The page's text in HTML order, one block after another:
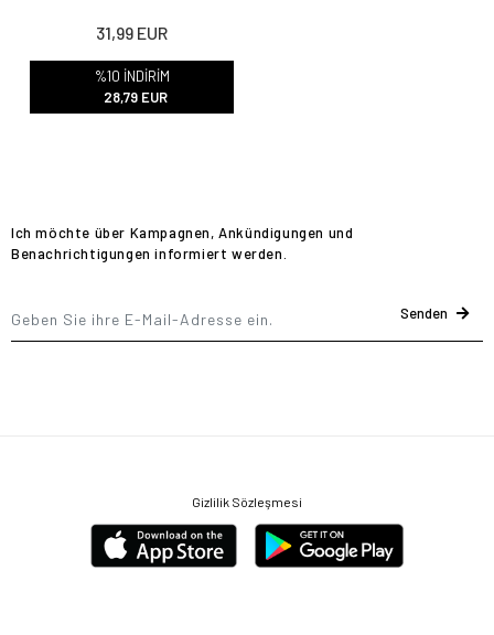
31,99 EUR
%10 İNDİRİM
28,79 EUR
Ich möchte über Kampagnen, Ankündigungen und
Benachrichtigungen informiert werden.
Senden
Gizlilik Sözleşmesi